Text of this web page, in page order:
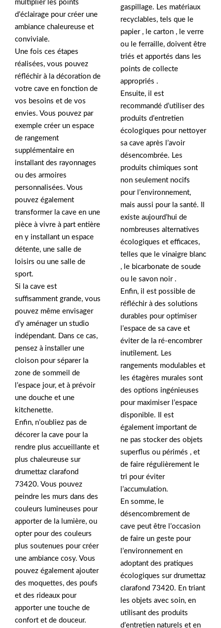
multiplier les points
d’éclairage pour créer une
ambiance chaleureuse et
conviviale.
Une fois ces étapes
réalisées, vous pouvez
réfléchir à la décoration de
votre cave en fonction de
vos besoins et de vos
envies. Vous pouvez par
exemple créer un espace
de rangement
supplémentaire en
installant des rayonnages
ou des armoires
personnalisées. Vous
pouvez également
transformer la cave en une
pièce à vivre à part entière
en y installant un espace
détente, une salle de
loisirs ou une salle de
sport.
Si la cave est
suffisamment grande, vous
pouvez même envisager
d’y aménager un studio
indépendant. Dans ce cas,
pensez à installer une
cloison pour séparer la
zone de sommeil de
l’espace jour, et à prévoir
une douche et une
kitchenette.
Enfin, n’oubliez pas de
décorer la cave pour la
rendre plus accueillante et
plus chaleureuse sur
drumettaz clarafond
73420. Vous pouvez
peindre les murs dans des
couleurs lumineuses pour
apporter de la lumière, ou
opter pour des couleurs
plus soutenues pour créer
une ambiance cosy. Vous
pouvez également ajouter
des moquettes, des poufs
et des rideaux pour
apporter une touche de
confort et de douceur.
gaspillage. Les matériaux
recyclables, tels que le
papier , le carton , le verre
ou le ferraille, doivent être
triés et apportés dans les
points de collecte
appropriés .
Ensuite, il est
recommandé d’utiliser des
produits d’entretien
écologiques pour nettoyer
sa cave après l’avoir
désencombrée. Les
produits chimiques sont
non seulement nocifs
pour l’environnement,
mais aussi pour la santé. Il
existe aujourd’hui de
nombreuses alternatives
écologiques et efficaces,
telles que le vinaigre blanc
, le bicarbonate de soude
ou le savon noir .
Enfin, il est possible de
réfléchir à des solutions
durables pour optimiser
l’espace de sa cave et
éviter de la ré-encombrer
inutilement. Les
rangements modulables et
les étagères murales sont
des options ingénieuses
pour maximiser l’espace
disponible. Il est
également important de
ne pas stocker des objets
superflus ou périmés , et
de faire régulièrement le
tri pour éviter
l’accumulation.
En somme, le
désencombrement de
cave peut être l’occasion
de faire un geste pour
l’environnement en
adoptant des pratiques
écologiques sur drumettaz
clarafond 73420. En triant
les objets avec soin, en
utilisant des produits
d’entretien naturels et en